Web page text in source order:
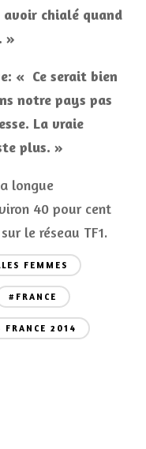
avoir chialé quand
»
« Ce serait bien
notre pays pas
La vraie
plus. »
longue
40 pour cent
le réseau TF1.
FEMMES
#FRANCE
FRANCE 2014